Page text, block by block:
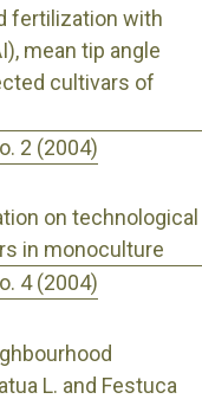
fertilization with
mean tip angle
cultivars of
2 (2004)
on technological
in monoculture
4 (2004)
L. and Festuca